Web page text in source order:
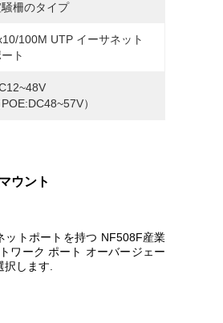
柵のタイプ
100M UTP イーサネット
ト
POE:DC48~57V）
ウント
ットポートを持つ NF508F産業
ワーク ポート オーバージェー
します.